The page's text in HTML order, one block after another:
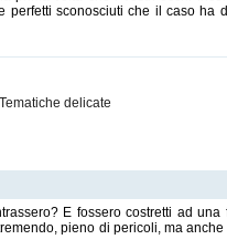
sconosciuti che il caso
delicate
E fossero costretti ad
pieno di pericoli, ma